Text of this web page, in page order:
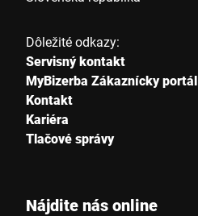
Dôležité odkazy:
Servisný kontakt
MyBizerba Zákaznícky portál
Kontakt
Kariéra
Tlačové správy
Nájdite nás online